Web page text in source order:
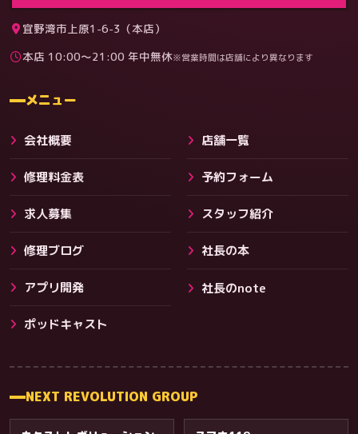
その他サービス
料金
宜野湾市上原1-6-3（本店）
本店 10:00〜21:00 年中無休※営業時間は店舗により異なります
メニュー
会社概要 店舗一覧
修理料金表 予約フォーム
求人募集 スタッフ紹介
修理ブログ 社長の本
アプリ開発 社長のnote
ポッドキャスト
NEXT REVOLUTION GROUP